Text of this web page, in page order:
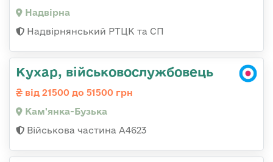
Надвірна
Надвірнянський РТЦК та СП
Кухар, військовослужбовець
від 21500 до 51500 грн
Кам'янка-Бузька
Військова частина А4623